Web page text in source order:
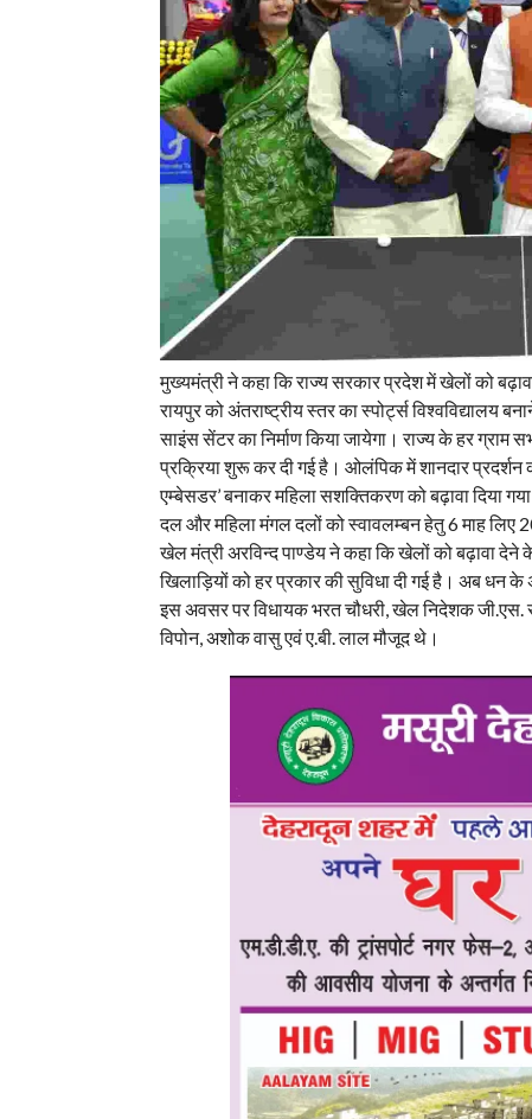
मुख्यमंत्री ने कहा कि राज्य सरकार प्रदेश में खेलों को
रायपुर को अंतराष्ट्रीय स्तर का स्पोर्ट्स
साइंस सेंटर का निर्माण किया जायेगा। राज्य के हर ग्राम
प्रक्रिया शुरू कर दी गई है। ओलंपिक में शानदार प्रदर्शन
एम्बेसडर’ बनाकर महिला सशक्तिकरण को बढ़ावा दिया
दल और महिला मंगल दलों को स्वावलम्बन हेतु 6 माह लिए
खेल मंत्री अरविन्द पाण्डेय ने कहा कि खेलों को बढ़ावा देने
खिलाड़ियों को हर प्रकार की सुविधा दी गई है। अब धन
इस अवसर पर विधायक भरत चौधरी, खेल निदेशक जी.एस.
विपोन, अशोक वासु एवं ए.बी. लाल मौजूद थे।